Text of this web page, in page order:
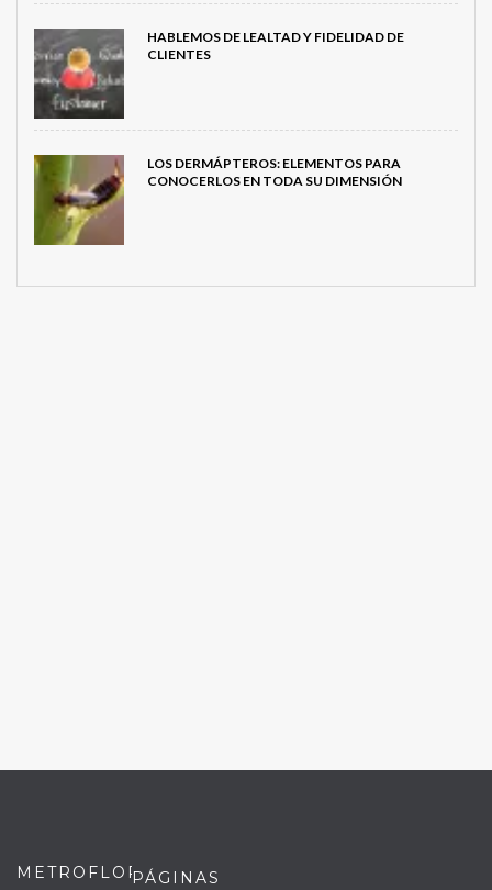
HABLEMOS DE LEALTAD Y FIDELIDAD DE
CLIENTES
LOS DERMÁPTEROS: ELEMENTOS PARA
CONOCERLOS EN TODA SU DIMENSIÓN
METROFLORPÁGINAS